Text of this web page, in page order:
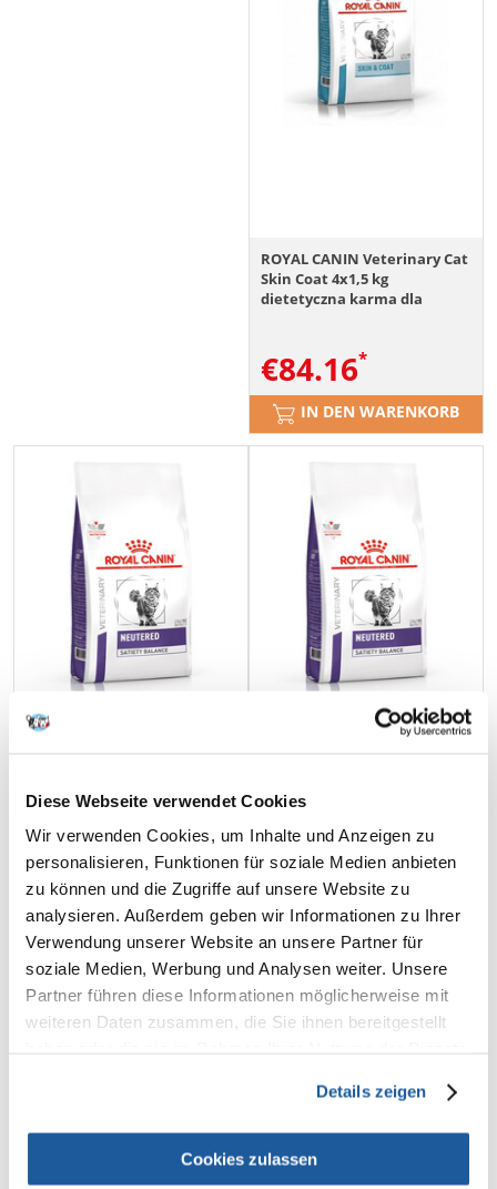
Diese Webseite verwendet Cookies
Wir verwenden Cookies, um Inhalte und Anzeigen zu
personalisieren, Funktionen für soziale Medien anbieten
zu können und die Zugriffe auf unsere Website zu
analysieren. Außerdem geben wir Informationen zu Ihrer
Verwendung unserer Website an unsere Partner für
soziale Medien, Werbung und Analysen weiter. Unsere
Partner führen diese Informationen möglicherweise mit
weiteren Daten zusammen, die Sie ihnen bereitgestellt
Details zeigen
Cookies zulassen
ROYAL CANIN Veterinary Cat
Skin Coat 4x1,5 kg
dietetyczna karma dla
€84.16
IN DEN WARENKORB
Neutered satiety balance
4x1.5 kg karma dla kotów
sterylizowanych z tendencją
do nadwagi, od momentu
kastracji/sterylizacji do 7
roku życia
€70.96
IN DEN WARENKORB
Neutered satiety balance
2x1.5 kg karma dla kotów
do nadwagi, od momentu
kastracji/sterylizacji do 7
roku życia
€35.48
IN DEN WARENKORB